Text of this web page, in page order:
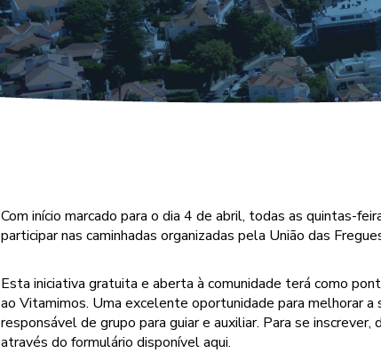
Com início marcado para o dia 4 de abril, todas as quintas-
participar nas caminhadas organizadas pela União das
Esta iniciativa gratuita e aberta à comunidade terá como
ao Vitamimos. Uma excelente oportunidade para melhorar
responsável de grupo para guiar e auxiliar. Para se
através do formulário disponível aqui.